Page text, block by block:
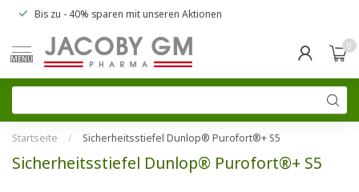
Bis zu - 40% sparen mit unseren Aktionen
MENU
0
Startseite / Sicherheitsstiefel Dunlop® Purofort®+ S5
Sicherheitsstiefel Dunlop® Purofort®+ S5